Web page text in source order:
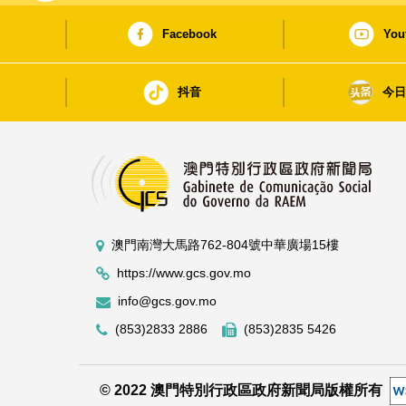
Facebook
抖音 今
澳門南灣大馬路762-804號中華廣場15樓
https://www.gcs.gov.mo
info@gcs.gov.mo
(853)2833 2886
(853)2835 5426
© 2022 澳門特別行政區政府新聞局版權所有